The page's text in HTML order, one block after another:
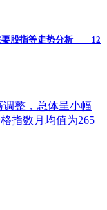
要股指等走势分析——12
调整，总体呈小幅
指数月均值为265